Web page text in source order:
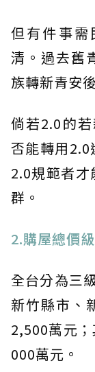
但有件事需
清。過去舊
族轉新青安
倘若2.0的
否能轉用
2.0規範者
群。
2.購屋總價
全台分為三
新竹縣市、
2,500萬元
000萬元。